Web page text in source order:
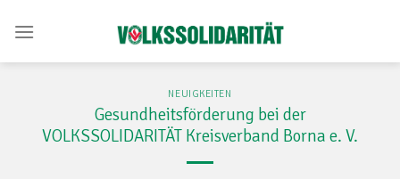
NEUIGKEITEN
Gesundheitsförderung bei der
VOLKSSOLIDARITÄT Kreisverband Borna e. V.